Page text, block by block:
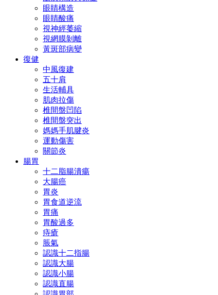
眼睛構造
眼睛酸痛
視神經萎縮
視網膜剝離
黃斑部病變
復健
中風復建
五十肩
生活輔具
肌肉拉傷
椎間盤凹陷
椎間盤突出
媽媽手肌腱炎
運動傷害
關節炎
腸胃
十二脂腸潰瘍
大腸癌
胃炎
胃食道逆流
胃痛
胃酸過多
痔瘡
脹氣
認識十二指腸
認識大腸
認識小腸
認識直腸